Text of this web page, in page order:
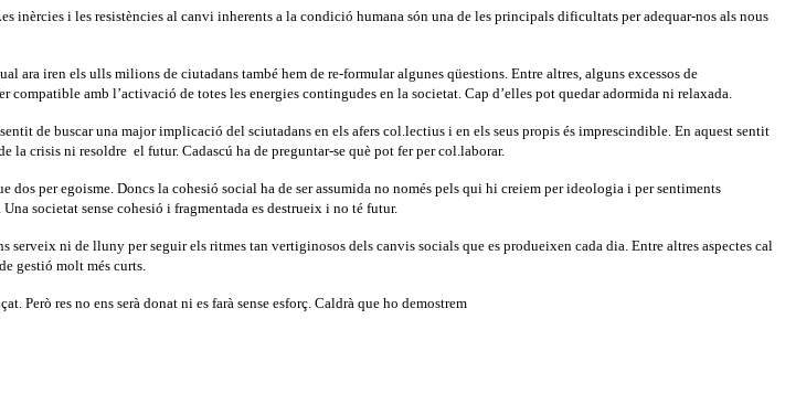
inèrcies i les resistències al canvi inherents a la condició humana són una de les principals dificultats per adequar-nos als nous
ara iren els ulls milions de ciutadans també hem de re-formular algunes qüestions. Entre altres, alguns excessos de
amb l’activació de totes les energies contingudes en la societat. Cap d’elles pot quedar adormida ni relaxada.
de buscar una major implicació del sciutadans en els afers col.lectius i en els seus propis és imprescindible. En aquest sentit
la crisis ni resoldre el futur. Cadascú ha de preguntar-se què pot fer per col.laborar.
per egoisme. Doncs la cohesió social ha de ser assumida no només pels qui hi creiem per ideologia i per sentiments
societat sense cohesió i fragmentada es destrueix i no té futur.
ni de lluny per seguir els ritmes tan vertiginosos dels canvis socials que es produeixen cada dia. Entre altres aspectes cal
gestió molt més curts.
Però res no ens serà donat ni es farà sense esforç. Caldrà que ho demostrem